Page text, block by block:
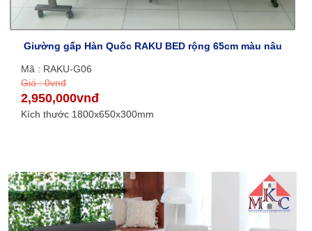
Giường gấp Hàn Quốc RAKU BED rộng 65cm màu nâu
Mã : RAKU-G06
Giá : 0vnđ
2,950,000vnđ
Kích thước 1800x650x300mm